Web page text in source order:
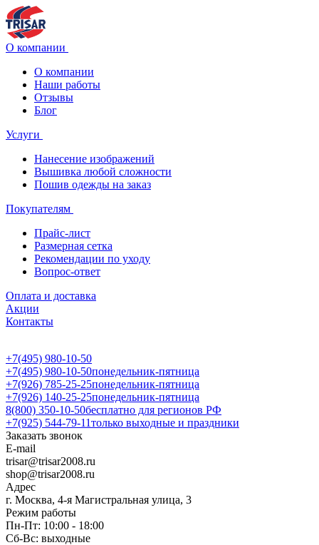
О компании
О компании
Наши работы
Отзывы
Блог
Услуги
Нанесение изображений
Вышивка любой сложности
Пошив одежды на заказ
Покупателям
Прайс-лист
Размерная сетка
Рекомендации по уходу
Вопрос-ответ
Оплата и доставка
Акции
Контакты
+7(495) 980-10-50
+7(495) 980-10-50понедельник-пятница
+7(926) 785-25-25понедельник-пятница
+7(926) 140-25-25понедельник-пятница
8(800) 350-10-50бесплатно для регионов РФ
+7(925) 544-79-11только выходные и праздники
Заказать звонок
E-mail
trisar@trisar2008.ru
shop@trisar2008.ru
Адрес
г. Москва, 4-я Магистральная улица, 3
Режим работы
Пн-Пт: 10:00 - 18:00
Сб-Вс: выходные